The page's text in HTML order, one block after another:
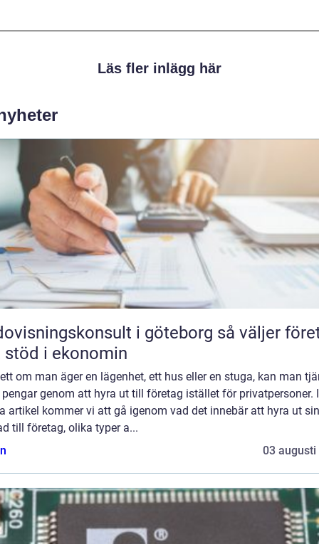
Läs fler inlägg här
i göteborg så väljer företag
stöd i ekonomin
om man äger en lägenhet, ett hus eller en stuga, kan man
pengar genom att hyra ut till företag istället för privatpersoner. I
artikel kommer vi att gå igenom vad det innebär att hyra ut sin
till företag, olika typer a...
03 augusti